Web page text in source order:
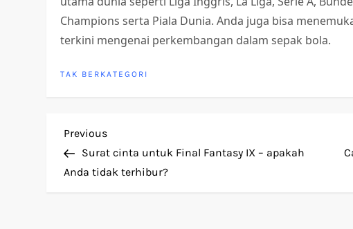
Champions serta Piala Dunia. Anda juga bisa
terkini mengenai perkembangan dalam sepak bola.
TAK BERKATEGORI
P
o
Previous
Post
Previous
Surat cinta untuk Final Fantasy IX – apakah
Anda tidak terhibur?